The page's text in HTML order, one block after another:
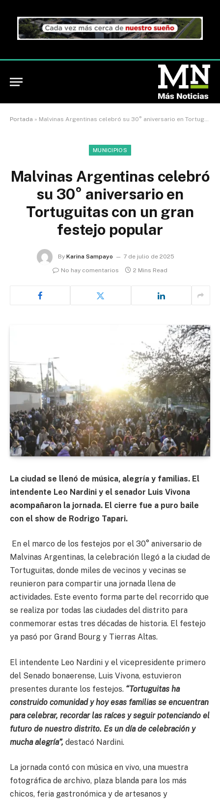
Portada » Malvinas Argentinas celebró su 30° aniversario en Tortuguitas con un gran festejo popular
MUNICIPIOS
Malvinas Argentinas celebró
su 30° aniversario en
Tortuguitas con un gran
festejo popular
By Karina Sampayo
7 de julio de 2025
No hay comentarios
2 Mins Read
La ciudad se llenó de música, alegría y familias. El
intendente Leo Nardini y el senador Luis Vivona
acompañaron la jornada. El cierre fue a puro baile
con el show de Rodrigo Tapari.
En el marco de los festejos por el 30° aniversario de
Malvinas Argentinas, la celebración llegó a la ciudad de
Tortuguitas, donde miles de vecinos y vecinas se
reunieron para compartir una jornada llena de
actividades. Este evento forma parte del recorrido que
se realiza por todas las ciudades del distrito para
conmemorar estas tres décadas de historia. El festejo
ya pasó por Grand Bourg y Tierras Altas.
El intendente Leo Nardini y el vicepresidente primero
del Senado bonaerense, Luis Vivona, estuvieron
presentes durante los festejos. “Tortuguitas ha
construido comunidad y hoy esas familias se encuentran
para celebrar, recordar las raíces y seguir potenciando el
futuro de nuestro distrito. Es un día de celebración y
mucha alegría”, destacó Nardini.
La jornada contó con música en vivo, una muestra
fotográfica de archivo, plaza blanda para los más
chicos, feria gastronómica y de artesanos y